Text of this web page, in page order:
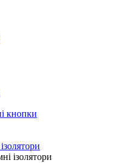
кнопки
ізолятори